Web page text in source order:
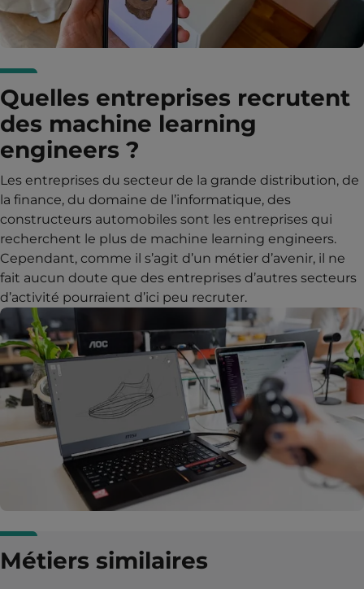
Quelles entreprises recrutent
des machine learning
engineers ?
Les entreprises du secteur de la grande distribution, de
la finance, du domaine de l’informatique, des
constructeurs automobiles sont les entreprises qui
recherchent le plus de machine learning engineers.
Cependant, comme il s’agit d’un métier d’avenir, il ne
fait aucun doute que des entreprises d’autres secteurs
d’activité pourraient d’ici peu recruter.
Métiers similaires